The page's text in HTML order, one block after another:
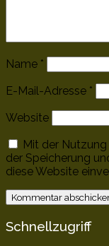
Name *
E-Mail-Adresse *
Website
Mit der
der Speicherung
diese Website
Schnellzugriff